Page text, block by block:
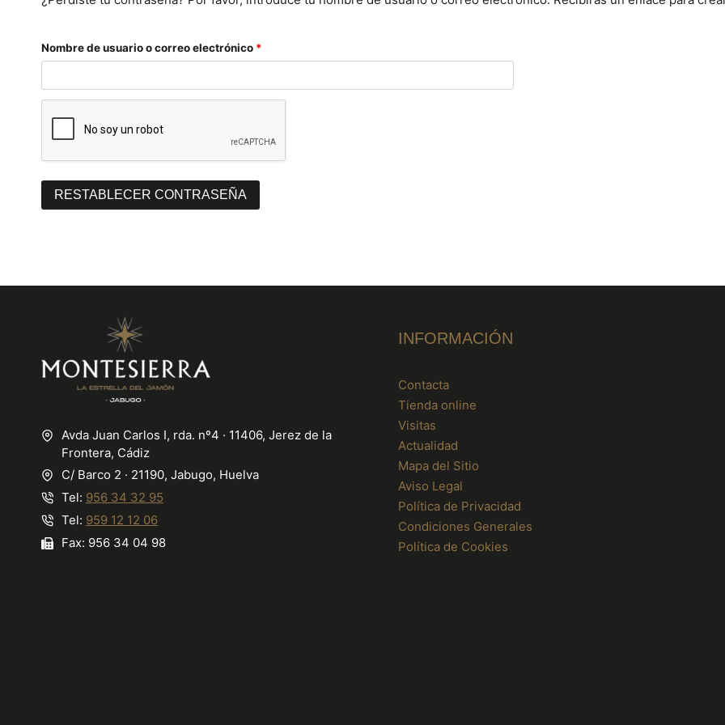
Nombre de usuario o correo electrónico *
l
RESTABLECER CONTRASEÑA
Avda Juan Carlos I, rda. nº4 · 11406, Jerez de la
Frontera, Cádiz
C/ Barco 2 · 21190, Jabugo, Huelva
Tel: 956 34 32 95
Tel: 959 12 12 06
Fax: 956 34 04 98
INFORMACIÓN
Contacta
Tienda online
Visitas
Actualidad
Mapa del Sitio
Aviso Legal
Política de Privacidad
Condiciones Generales
Política de Cookies